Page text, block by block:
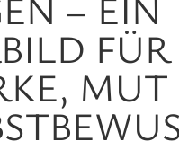
FÜR ST
MUT